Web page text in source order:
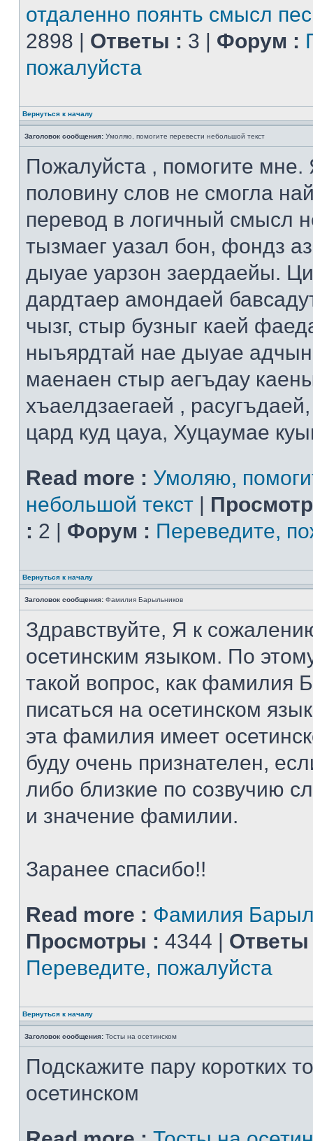
отдаленно поянть смысл
2898 | Ответы : 3 | Форум :
пожалуйста
Вернуться к началу
Заголовок сообщения: Умоляю, помогите перевести небольшой текст
Пожалуйста , помогите мне.
половину слов не смогла
перевод в логичный смысл
тызмаег уазал бон, фондз
дыуае уарзон заердаейы.
дардтаер амондаей
чызг, стыр бузныг каей
ныъярдтай нае дыуае
маенаен стыр аегъдау
хъаелдзаегаей ,
цард куд цауа, Хуцаумае
Read more : Умоляю,
небольшой текст |
: 2 | Форум : Переведите,
Вернуться к началу
Заголовок сообщения: Фамилия Барыльников
Здравствуйте, Я к
осетинским языком. По
такой вопрос, как фамилия
писаться на осетинском
эта фамилия имеет
буду очень признателен,
либо близкие по созвучию
и значение фамилии.
Заранее спасибо!!
Read more : Фамилия
Просмотры : 4344 | Ответы
Переведите, пожалуйста
Вернуться к началу
Заголовок сообщения: Тосты на осетинском
Подскажите пару коротких
осетинском